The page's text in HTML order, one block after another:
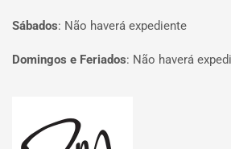
Sábados: Não haverá expediente
Domingos e Feriados: Não haverá